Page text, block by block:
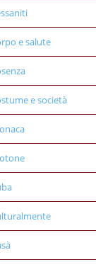
e salute
e società